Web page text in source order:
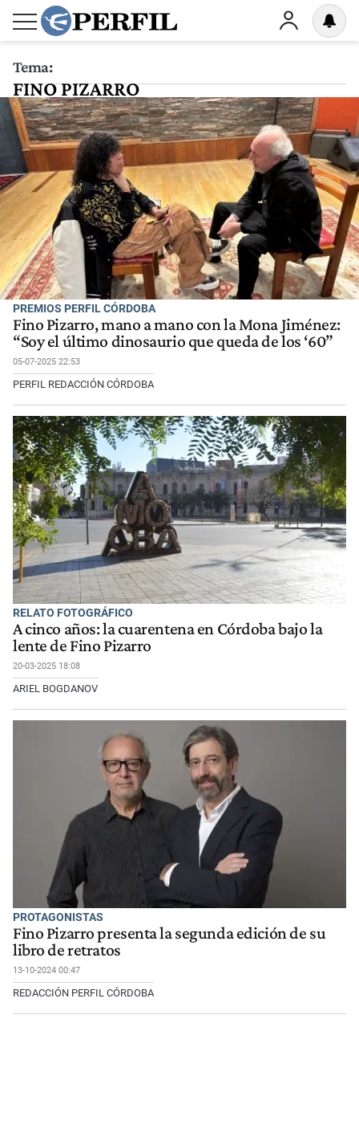
Tema:
FINO PIZARRO
PREMIOS PERFIL CÓRDOBA
Fino Pizarro, mano a mano con la Mona Jiménez:
“Soy el último dinosaurio que queda de los ‘60”
05-07-2025 22:53
PERFIL REDACCIÓN CÓRDOBA
RELATO FOTOGRÁFICO
A cinco años: la cuarentena en Córdoba bajo la
lente de Fino Pizarro
20-03-2025 18:08
ARIEL BOGDANOV
PROTAGONISTAS
Fino Pizarro presenta la segunda edición de su
libro de retratos
13-10-2024 00:47
REDACCIÓN PERFIL CÓRDOBA